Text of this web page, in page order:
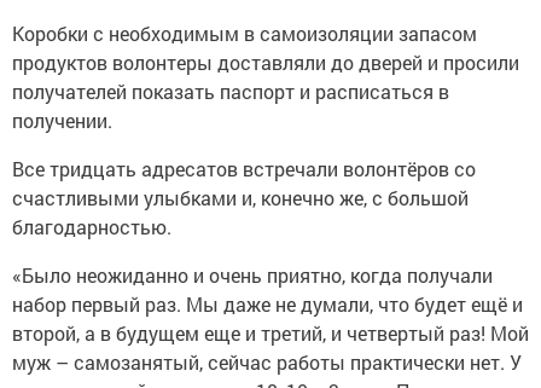
Коробки с необходимым в самоизоляции запасом
продуктов волонтеры доставляли до дверей и просили
получателей показать паспорт и расписаться в
получении.
Все тридцать адресатов встречали волонтёров со
счастливыми улыбками и, конечно же, с большой
благодарностью.
«Было неожиданно и очень приятно, когда получали
набор первый раз. Мы даже не думали, что будет ещё и
второй, а в будущем еще и третий, и четвертый раз! Мой
муж – самозанятый, сейчас работы практически нет. У